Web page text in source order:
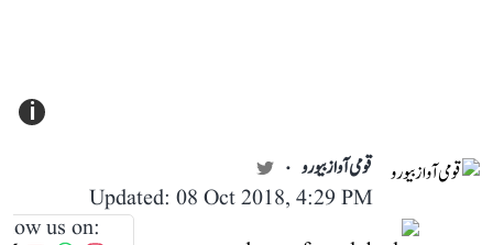
i
قومی آواز بیورو
Updated: 08 Oct 2018, 4:29 PM
us on: